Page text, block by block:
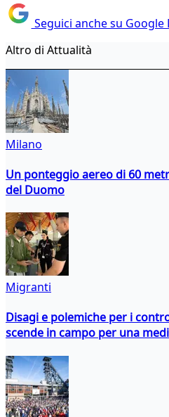
Seguici anche su
Altro di Attualità
Milano
Un ponteggio aereo di 60
del Duomo
Migranti
Disagi e polemiche per i
scende in campo per una